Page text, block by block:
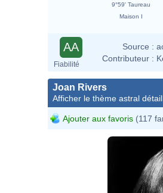
9°59' Taureau
Maison I
AA
Fiabilité
Source :
Contributeur :
Joan Rivers
Afficher le thème astral
Ajouter aux favoris (117